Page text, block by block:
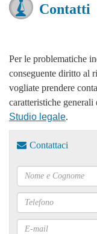
Contatti
Per le problematiche
conseguente diritto al
vogliate prendere
caratteristiche
Studio legale.
Contattaci